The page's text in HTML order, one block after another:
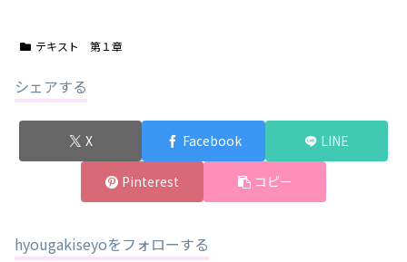
テキスト 第１章
シェアする
X Facebook LINE
Pinterest コピー
hyougakiseyoをフォローする